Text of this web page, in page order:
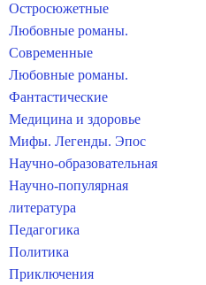
Остросюжетные
Любовные романы.
Современные
Любовные романы.
Фантастические
Медицина и здоровье
Мифы. Легенды. Эпос
Научно-образовательная
Научно-популярная
литература
Педагогика
Политика
Приключения